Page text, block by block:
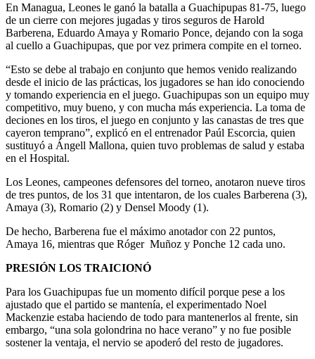
En Managua, Leones le ganó la batalla a Guachipupas 81-75, luego
de un cierre con mejores jugadas y tiros seguros de Harold
Barberena, Eduardo Amaya y Romario Ponce, dejando con la soga
al cuello a Guachipupas, que por vez primera compite en el torneo.
“Esto se debe al trabajo en conjunto que hemos venido realizando
desde el inicio de las prácticas, los jugadores se han ido conociendo
y tomando experiencia en el juego. Guachipupas son un equipo muy
competitivo, muy bueno, y con mucha más experiencia. La toma de
deciones en los tiros, el juego en conjunto y las canastas de tres que
cayeron temprano”, explicó en el entrenador Paúl Escorcia, quien
sustituyó a Ángell Mallona, quien tuvo problemas de salud y estaba
en el Hospital.
Los Leones, campeones defensores del torneo, anotaron nueve tiros
de tres puntos, de los 31 que intentaron, de los cuales Barberena (3),
Amaya (3), Romario (2) y Densel Moody (1).
De hecho, Barberena fue el máximo anotador con 22 puntos,
Amaya 16, mientras que Róger Muñoz y Ponche 12 cada uno.
PRESIÓN LOS TRAICIONÓ
Para los Guachipupas fue un momento difícil porque pese a los
ajustado que el partido se mantenía, el experimentado Noel
Mackenzie estaba haciendo de todo para mantenerlos al frente, sin
embargo, “una sola golondrina no hace verano” y no fue posible
sostener la ventaja, el nervio se apoderó del resto de jugadores.